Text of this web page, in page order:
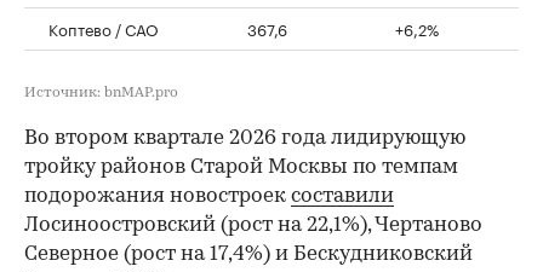
Коптево / САО
367,6 +6,2%
Источник: bnMAP.pro
Во втором квартале 2026 года лидирующую
тройку районов Старой Москвы по темпам
подорожания новостроек составили
Лосиноостровский (рост на 22,1%), Чертаново
Северное (рост на 17,4%) и Бескудниковский